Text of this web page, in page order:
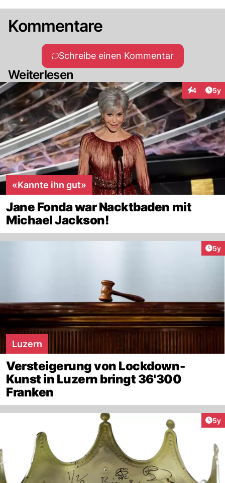
Kommentare
Schreibe einen Kommentar
Weiterlesen
4 5y
«Kannte ihn gut»
Jane Fonda war Nacktbaden mit
Michael Jackson!
5y
Luzern
Versteigerung von Lockdown-
Kunst in Luzern bringt 36'300
Franken
5y